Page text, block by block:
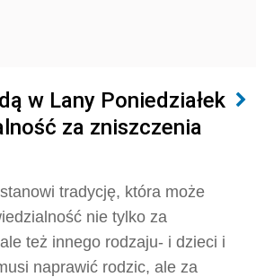
w Lany Poniedziałek
za zniszczenia
tradycję, która może
nie tylko za
też innego rodzaju- i dzieci i
naprawić rodzic, ale za